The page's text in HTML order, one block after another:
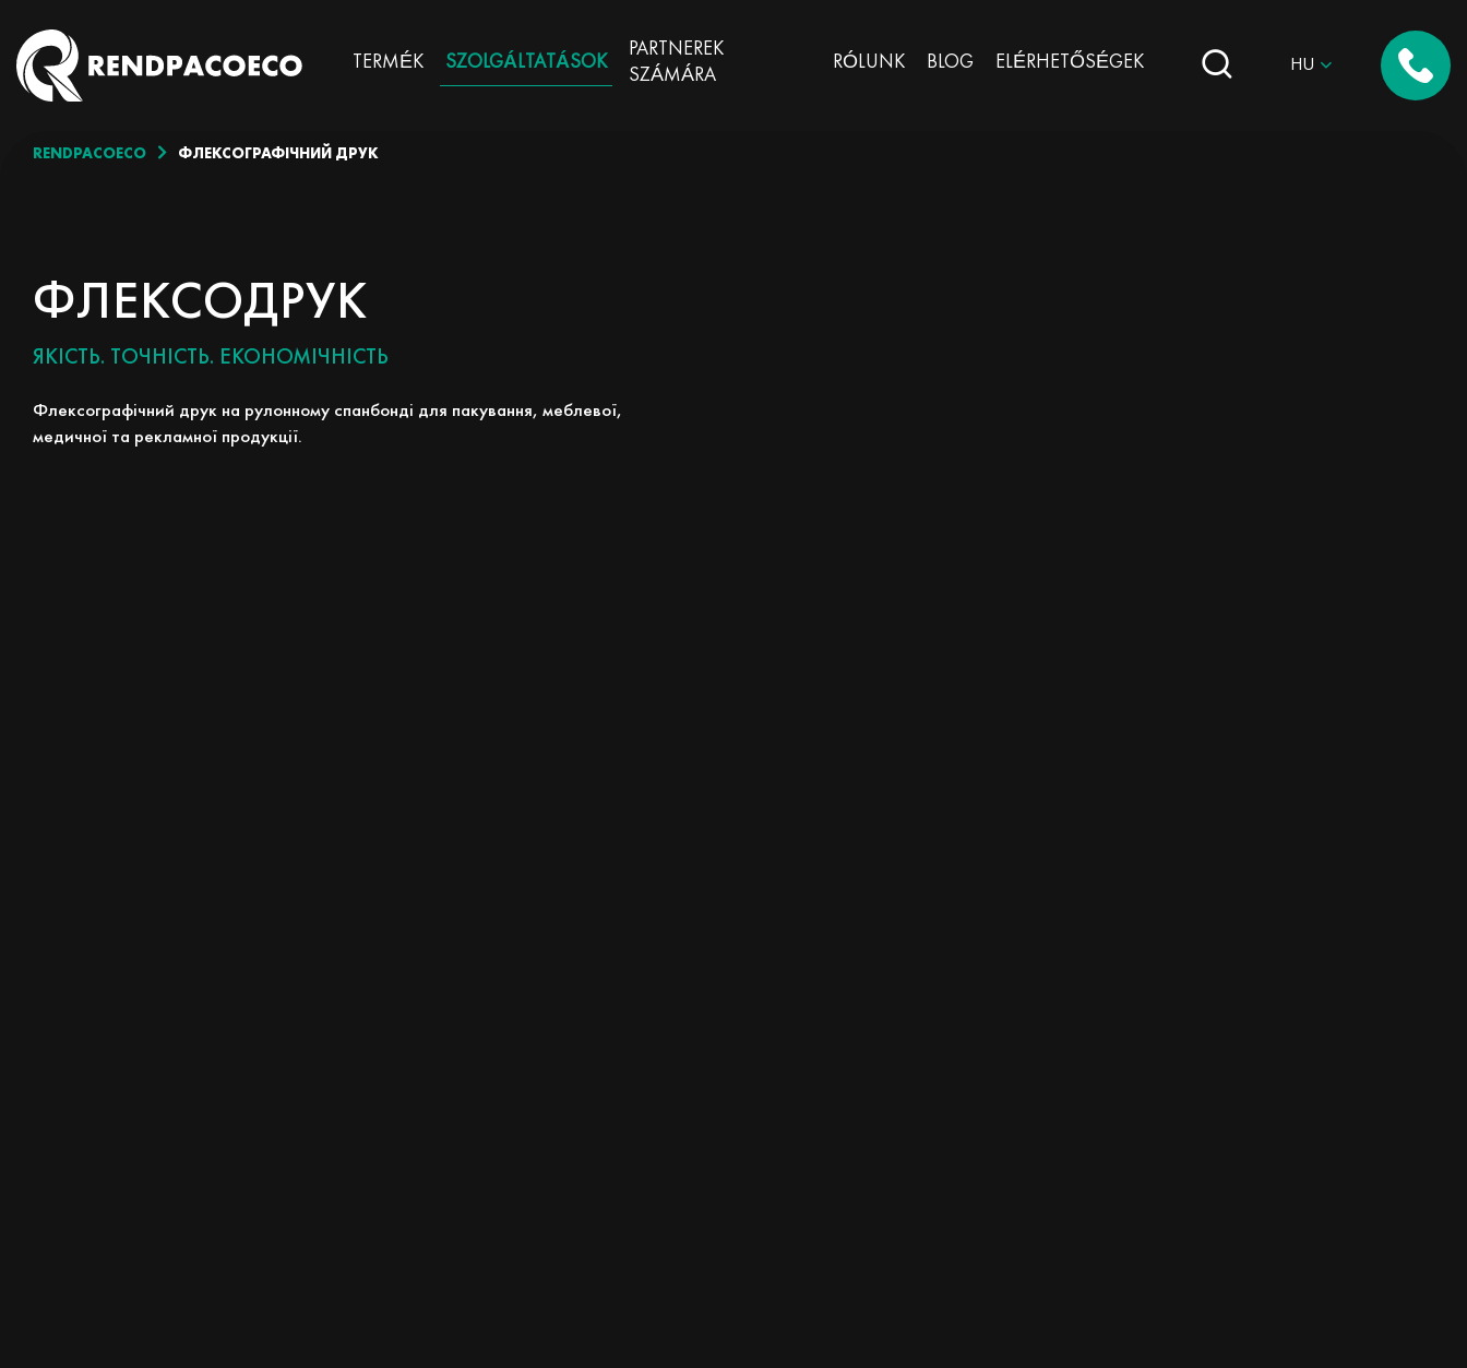
TERMÉK SZOLGÁLTATÁSOK
PARTNEREK
SZÁMÁRA
RÓLUNK BLOG ELÉRHETŐSÉGEK HU
RENDPACOECO ФЛЕКСОГРАФІЧНИЙ ДРУК
ФЛЕКСОДРУК
ЯКІСТЬ. ТОЧНІСТЬ. ЕКОНОМІЧНІСТЬ
Флексографічний друк на рулонному спанбонді для пакування, меблевої,
медичної та рекламної продукції.